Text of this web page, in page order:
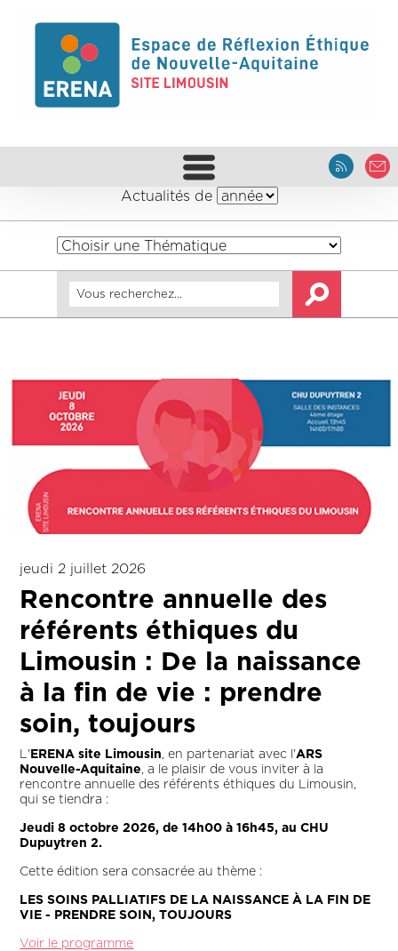
Actualités de
jeudi 2 juillet 2026
Rencontre annuelle des
référents éthiques du
Limousin : De la naissance
à la fin de vie : prendre
soin, toujours
L' ERENA site Limousin, en partenariat avec l'ARS
Nouvelle-Aquitaine, a le plaisir de vous inviter à la
rencontre annuelle des référents éthiques du Limousin,
qui se tiendra :
Jeudi 8 octobre 2026, de 14h00 à 16h45, au CHU
Dupuytren 2.
Cette édition sera consacrée au thème :
LES SOINS PALLIATIFS DE LA NAISSANCE À LA FIN DE
VIE - PRENDRE SOIN, TOUJOURS
Voir le programme